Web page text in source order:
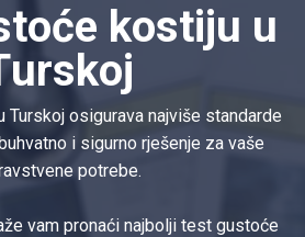
kostiju u
osigurava najviše standarde
i sigurno rješenje za vaše
potrebe.
vam pronaći najbolji test gustoće